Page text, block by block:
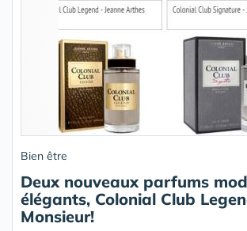
Bien être
Deux nouveaux parfums
élégants, Colonial Club
Monsieur!